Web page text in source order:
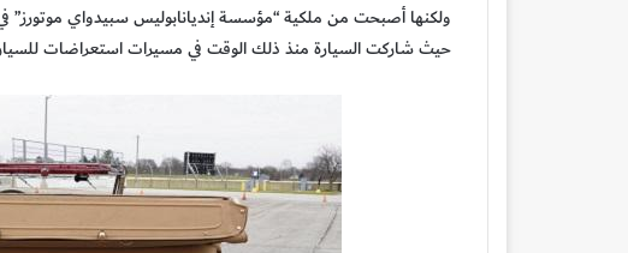
حيث شاركت السيارة منذ ذلك الوقت في مسيرات استعراضات